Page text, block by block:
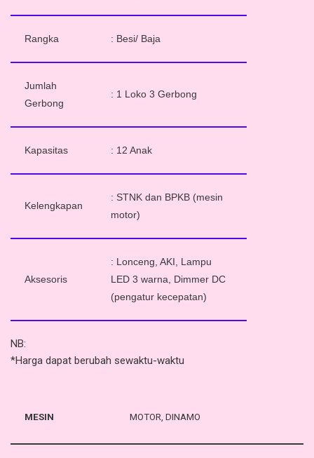
Rangka : Besi/ Baja
Jumlah
Gerbong
: 1 Loko 3 Gerbong
Kapasitas : 12 Anak
Kelengkapan
: STNK dan BPKB (mesin
motor)
Aksesoris
: Lonceng, AKI, Lampu
LED 3 warna, Dimmer DC
(pengatur kecepatan)
NB:
*Harga dapat berubah sewaktu-waktu
MESIN MOTOR, DINAMO